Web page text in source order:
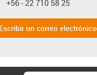
icon-phone
+56 - 22 710 58 25
Escribir un correo electrónico